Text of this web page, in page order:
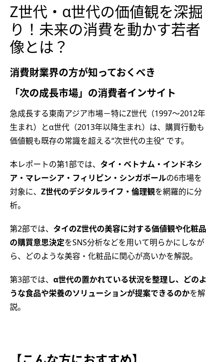
Z世代・α世代の価値観を深掘
り！未来の消費を動かす若者
像とは？
消費財業界の方が知っておくべき
「次の成長市場」の消費者インサイト
急成長する東南アジア市場－特にZ世代（1997〜2012年
生まれ）とα世代（2013年以降生まれ）は、購買行動も
価値観も既存の常識を超える“次世代の主役” です。
本レポートの第1部では、 タイ・ベトナム・インドネシ
ア・マレーシア・フィリピン・シンガポールの6市場を
対象に、 Z世代のデジタルライフ・倫理観を網羅的に分
析。
第2部では、 タイのZ世代の美容に対する価値観や化粧品
の購買意思決定をSNS分析などを用いて明らかにしなが
ら、どのような美容・化粧品に関心が高いかを解説。
第3部では、 α世代の置かれている状況を整理し、 どのよ
うな食品や栄養のソリューションが提案できるのかを解
説。